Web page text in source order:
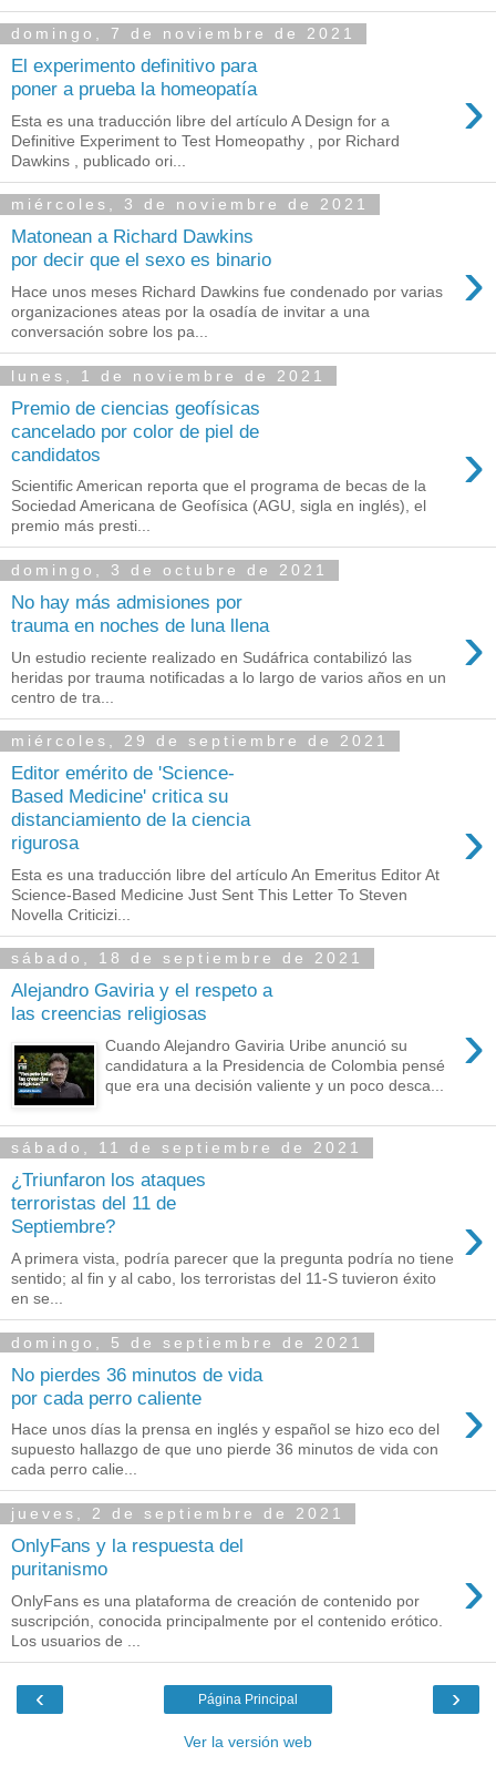
domingo, 7 de noviembre de 2021
El experimento definitivo para
poner a prueba la homeopatía
›
Esta es una traducción libre del artículo A Design for a
Definitive Experiment to Test Homeopathy , por Richard
Dawkins , publicado ori...
miércoles, 3 de noviembre de 2021
Matonean a Richard Dawkins
por decir que el sexo es binario
›
Hace unos meses Richard Dawkins fue condenado por varias
organizaciones ateas por la osadía de invitar a una
conversación sobre los pa...
lunes, 1 de noviembre de 2021
Premio de ciencias geofísicas
cancelado por color de piel de
candidatos
›
Scientific American reporta que el programa de becas de la
Sociedad Americana de Geofísica (AGU, sigla en inglés), el
premio más presti...
domingo, 3 de octubre de 2021
No hay más admisiones por
trauma en noches de luna llena
›
Un estudio reciente realizado en Sudáfrica contabilizó las
heridas por trauma notificadas a lo largo de varios años en un
centro de tra...
miércoles, 29 de septiembre de 2021
Editor emérito de 'Science-
Based Medicine' critica su
distanciamiento de la ciencia
rigurosa
›
Esta es una traducción libre del artículo An Emeritus Editor At
Science-Based Medicine Just Sent This Letter To Steven
Novella Criticizi...
sábado, 18 de septiembre de 2021
Alejandro Gaviria y el respeto a
las creencias religiosas
›
Cuando Alejandro Gaviria Uribe anunció su
candidatura a la Presidencia de Colombia pensé
que era una decisión valiente y un poco desca...
sábado, 11 de septiembre de 2021
¿Triunfaron los ataques
terroristas del 11 de
Septiembre?
›
A primera vista, podría parecer que la pregunta podría no tiene
sentido; al fin y al cabo, los terroristas del 11-S tuvieron éxito
en se...
domingo, 5 de septiembre de 2021
No pierdes 36 minutos de vida
por cada perro caliente
›
Hace unos días la prensa en inglés y español se hizo eco del
supuesto hallazgo de que uno pierde 36 minutos de vida con
cada perro calie...
jueves, 2 de septiembre de 2021
OnlyFans y la respuesta del
puritanismo
›
OnlyFans es una plataforma de creación de contenido por
suscripción, conocida principalmente por el contenido erótico.
Los usuarios de ...
‹ ›
Página Principal
Ver la versión web